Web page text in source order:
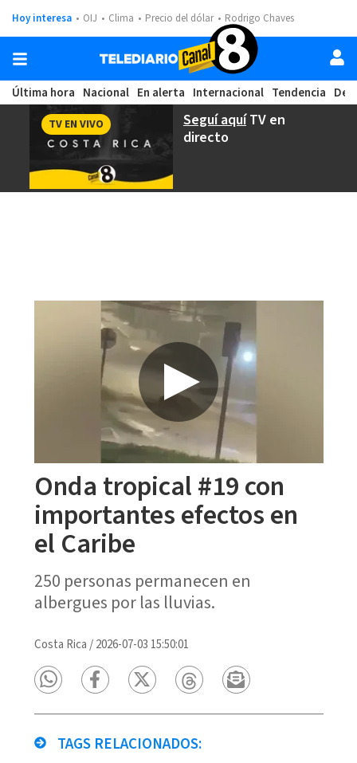
Hoy interesa OIJ Clima Precio del dólar Rodrigo Chaves
Última hora Nacional En alerta Internacional Tendencia
Seguí aquíTV en
directo
TV EN VIVO
Onda tropical #19 con
importantes efectos en
el Caribe
250 personas permanecen en
albergues por las lluvias.
Costa Rica /2026-07-03 15:50:01
TAGS RELACIONADOS: